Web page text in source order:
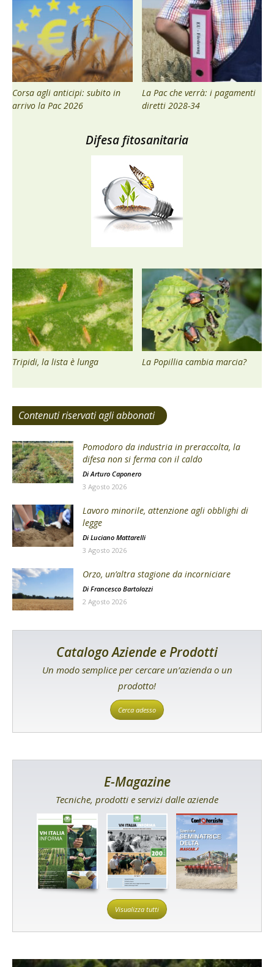
Corsa agli anticipi: subito in
arrivo la Pac 2026
La Pac che verrà: i pagamenti
diretti 2028-34
Difesa fitosanitaria
Tripidi, la lista è lunga La Popillia cambia marcia?
Contenuti riservati agli abbonati
Pomodoro da industria in preraccolta, la
difesa non si ferma con il caldo
DiArturo Caponero
3 Agosto 2026
Lavoro minorile, attenzione agli obblighi di
legge
Di Luciano Mattarelli
3 Agosto 2026
Orzo, un’altra stagione da incorniciare
Di Francesco Bartolozzi
2 Agosto 2026
Catalogo Aziende e Prodotti
Un modo semplice per cercare un’azienda o un
prodotto!
Cerca adesso
E-Magazine
Tecniche, prodotti e servizi dalle aziende
Visualizza tutti